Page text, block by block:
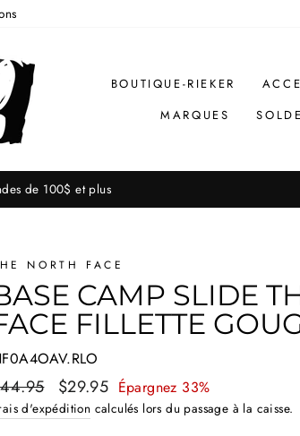
BOUTIQUE-RIEKER
MARQUES
de 100$ et plus
NORTH FACE
CAMP SLIDE
FILLETTE
Prix
réduit
$29.95 Épargnez 33%
d'expédition calculés lors du passage à la caisse.